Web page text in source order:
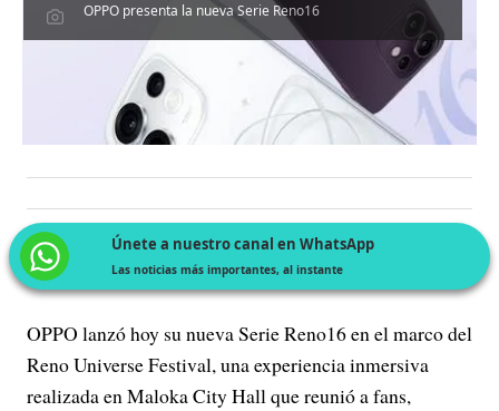
OPPO presenta la nueva Serie Reno16
Únete a nuestro canal en WhatsApp
Las noticias más importantes, al instante
OPPO lanzó hoy su nueva Serie Reno16 en el marco del
Reno Universe Festival, una experiencia inmersiva
realizada en Maloka City Hall que reunió a fans,